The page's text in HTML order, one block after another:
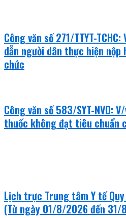
Công văn số 271/TTYT-
dẫn người dân thực hiện nộp
chức
Công văn số 583/SYT-NVD:
thuốc không đạt tiêu chuẩn
Lịch trực Trung tâm Y tế
(Từ ngày 01/8/2026 đến